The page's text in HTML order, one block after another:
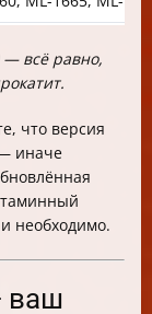
всё равно,
что версия
иначе
необходимо.
ваш